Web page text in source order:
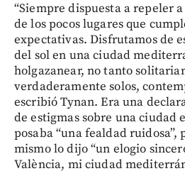
“Siempre dispuesta a repeler
de los pocos lugares que
expectativas. Disfrutamos de
del sol en una ciudad
holgazanear, no tanto
verdaderamente solos,
escribió Tynan. Era una
de estigmas sobre una ciudad
posaba “una fealdad ruidosa”,
mismo lo dijo “un elogio
València, mi ciudad